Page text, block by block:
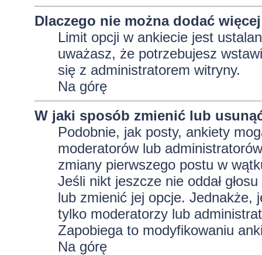
Dlaczego nie można dodać
Limit opcji w ankiecie jest
uważasz, że potrzebujesz
się z administratorem witryny.
Na górę
W jaki sposób zmienić lub
Podobnie, jak posty, ankiety
moderatorów lub
zmiany pierwszego postu w
Jeśli nikt jeszcze nie oddał
lub zmienić jej opcje. Jednakże,
tylko moderatorzy lub
Zapobiega to modyfikowaniu
Na górę